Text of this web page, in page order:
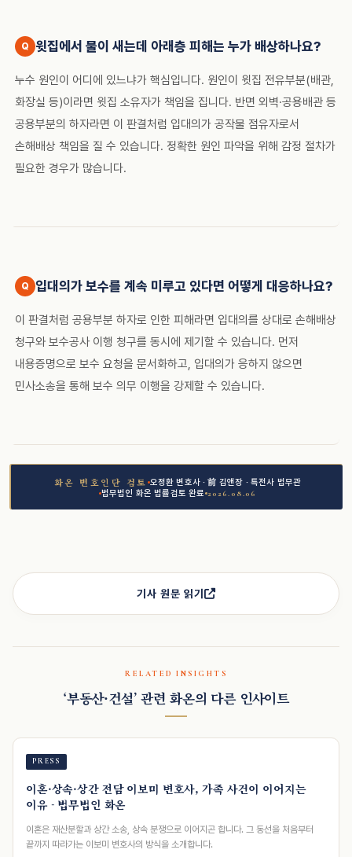
윗집에서 물이 새는데 아래층 피해는 누가 배상하나요?
누수 원인이 어디에 있느냐가 핵심입니다. 원인이 윗집 전유부분(배관,
화장실 등)이라면 윗집 소유자가 책임을 집니다. 반면 외벽·공용배관 등
공용부분의 하자라면 이 판결처럼 입대의가 공작물 점유자로서
손해배상 책임을 질 수 있습니다. 정확한 원인 파악을 위해 감정 절차가
필요한 경우가 많습니다.
입대의가 보수를 계속 미루고 있다면 어떻게 대응하나요?
이 판결처럼 공용부분 하자로 인한 피해라면 입대의를 상대로 손해배상
청구와 보수공사 이행 청구를 동시에 제기할 수 있습니다. 먼저
내용증명으로 보수 요청을 문서화하고, 입대의가 응하지 않으면
민사소송을 통해 보수 의무 이행을 강제할 수 있습니다.
화온 변호인단 검토 오정환 변호사 · 前 김앤장 · 특전사 법무관
법무법인 화온 법률검토 완료 2026.08.06
기사 원문 읽기
RELATED INSIGHTS
‘부동산·건설’ 관련 화온의 다른 인사이트
PRESS
이혼·상속·상간 전담 이보미 변호사, 가족 사건이 이어지는
이유 - 법무법인 화온
이혼은 재산분할과 상간 소송, 상속 분쟁으로 이어지곤 합니다. 그 동선을 처음부터
끝까지 따라가는 이보미 변호사의 방식을 소개합니다.